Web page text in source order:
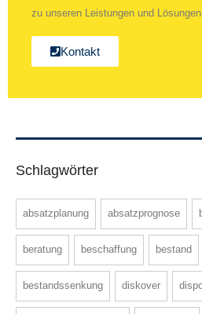
zu unseren Leistungen und
Kontakt
Schlagwörter
absatzplanung absatzprognose
beratung beschaffung bestand
bestandssenkung diskover